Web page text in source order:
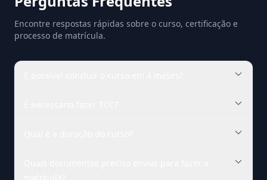
Encontre respostas rápidas sobre o curso, certificação e
processo de matrícula.